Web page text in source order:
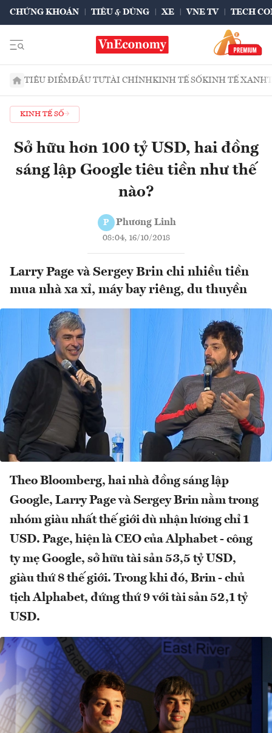
CHỨNG KHOÁN TIÊU & DÙNG XE VNE TV TECH
TIÊU ĐIỂMĐẦU TƯTÀI CHÍNHKINH TẾ SỐKINH TẾ XANH
KINH TẾ SỐ
Sở hữu hơn 100 tỷ USD, hai đồng
sáng lập Google tiêu tiền như thế
nào?
P Phương Linh
08:04, 16/10/2018
Larry Page và Sergey Brin chi nhiều tiền
mua nhà xa xỉ, máy bay riêng, du thuyền
Theo Bloomberg, hai nhà đồng sáng lập
Google, Larry Page và Sergey Brin nằm trong
nhóm giàu nhất thế giới dù nhận lương chỉ 1
USD. Page, hiện là CEO của Alphabet - công
ty mẹ Google, sở hữu tài sản 53,5 tỷ USD,
giàu thứ 8 thế giới. Trong khi đó, Brin - chủ
tịch Alphabet, đứng thứ 9 với tài sản 52,1 tỷ
USD.